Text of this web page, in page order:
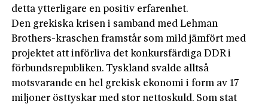
detta ytterligare en positiv erfarenhet.
Den grekiska krisen i samband med Lehman
Brothers-kraschen framstår som mild jämfört med
projektet att införliva det konkursfärdiga DDR i
förbundsrepubliken. Tyskland svalde alltså
motsvarande en hel grekisk ekonomi i form av 17
miljoner östtyskar med stor nettoskuld. Som stat